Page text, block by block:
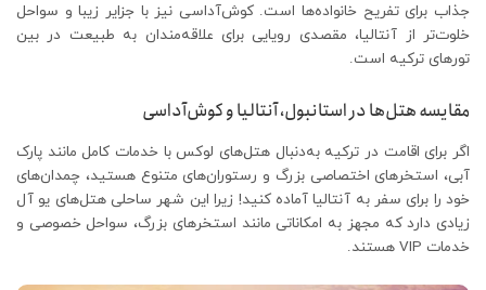
جذاب برای تفریح خانواده‌ها است. کوش‌آداسی نیز با جزایر زیبا و سواحل
خلوت‌تر از آنتالیا، مقصدی رویایی برای علاقه‌مندان به طبیعت در بین
تورهای ترکیه است.
مقایسه هتل‌ها در استانبول، آنتالیا و کوش‌آداسی
اگر برای اقامت در ترکیه به‌دنبال هتل‌های لوکس با خدمات کامل مانند پارک
آبی، استخرهای اختصاصی بزرگ و رستوران‌های متنوع هستید، چمدان‌های
خود را برای سفر به آنتالیا آماده کنید! زیرا این شهر ساحلی هتل‌های یو آل
زیادی دارد که مجهز به امکاناتی مانند استخرهای بزرگ، سواحل خصوصی و
خدمات VIP هستند.